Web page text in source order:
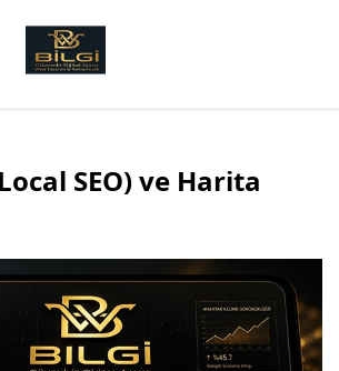
SEO) ve Harita